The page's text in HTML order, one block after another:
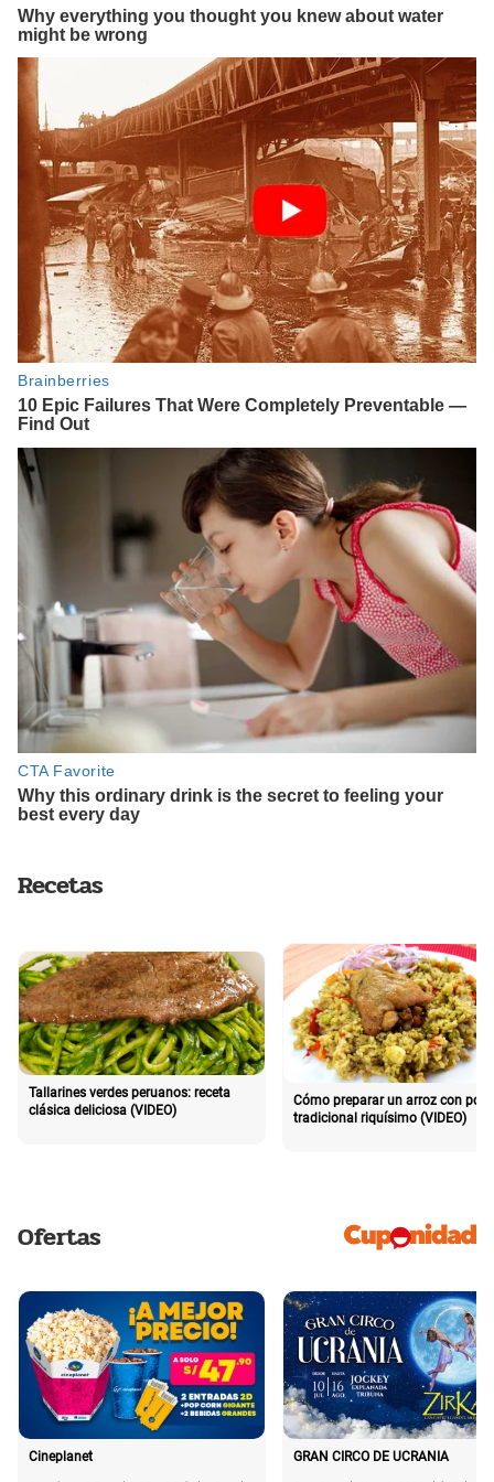
Recetas
Tallarines verdes peruanos: receta
clásica deliciosa (VIDEO)
Cómo preparar un arroz con pollo
tradicional riquísimo (VIDEO)
Ofertas
Cineplanet GRAN CIRCO DE UCRANIA